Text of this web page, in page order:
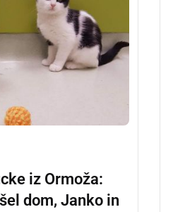
iz Ormoža:
dom, Janko in